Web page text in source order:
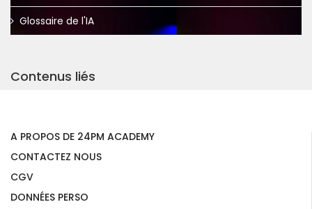
Glossaire de l'IA
Contenus liés
A PROPOS DE 24PM ACADEMY
CONTACTEZ NOUS
CGV
DONNÉES PERSO